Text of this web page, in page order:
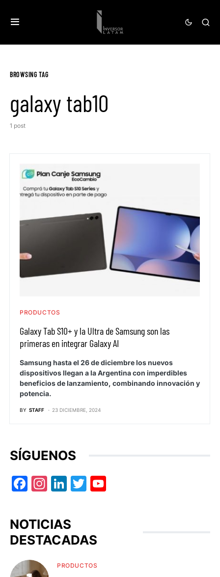
BROWSING TAG
galaxy tab10
1 post
PRODUCTOS
Galaxy Tab S10+ y la Ultra de Samsung son las
primeras en integrar Galaxy AI
Samsung hasta el 26 de diciembre los nuevos
dispositivos llegan a la Argentina con imperdibles
beneficios de lanzamiento, combinando innovación y
potencia.
BY STAFF 23 DICIEMBRE, 2024
SÍGUENOS
Facebook
Instagram
LinkedIn
Twitter
NOTICIAS
DESTACADAS
PRODUCTOS